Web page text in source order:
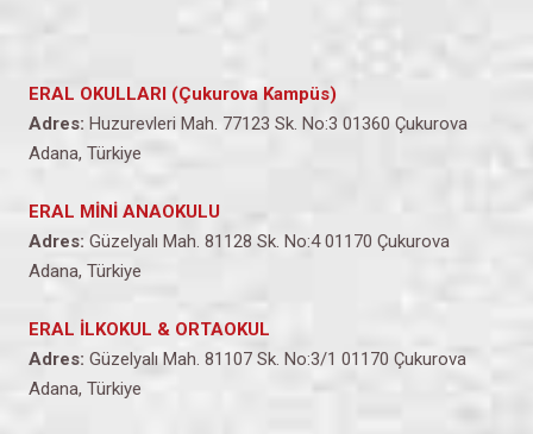
ERAL OKULLARI (Çukurova Kampüs)
Adres: Huzurevleri Mah. 77123 Sk. No:3 01360 Çukurova
Adana, Türkiye
ERAL MİNİ ANAOKULU
Adres: Güzelyalı Mah. 81128 Sk. No:4 01170 Çukurova
Adana, Türkiye
ERAL İLKOKUL & ORTAOKUL
Adres: Güzelyalı Mah. 81107 Sk. No:3/1 01170 Çukurova
Adana, Türkiye